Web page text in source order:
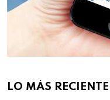
LO MÁS RECIENTE